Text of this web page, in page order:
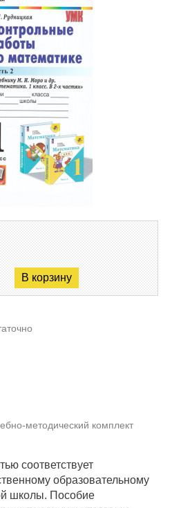
В корзину
методический комплект
соответствует
образовательному
школы. Пособие